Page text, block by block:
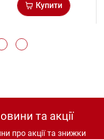
Купити
та акції
про акції та знижки